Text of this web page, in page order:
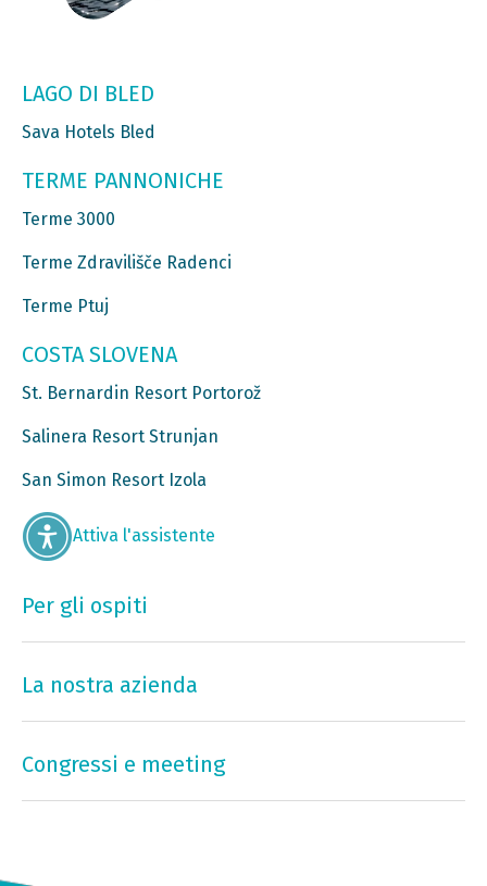
LAGO DI BLED
Sava Hotels Bled
TERME PANNONICHE
Terme 3000
Terme Zdravilišče Radenci
Terme Ptuj
COSTA SLOVENA
St. Bernardin Resort Portorož
Salinera Resort Strunjan
San Simon Resort Izola
Attiva l'assistente
Per gli ospiti
La nostra azienda
Congressi e meeting